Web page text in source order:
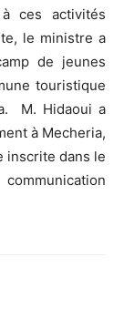
ces activités
le ministre a
de jeunes
touristique
M. Hidaoui a
à Mecheria,
inscrite dans le